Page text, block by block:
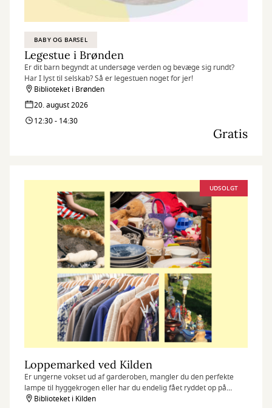
BABY OG BARSEL
Legestue i Brønden
Er dit barn begyndt at undersøge verden og bevæge sig rundt?
Har I lyst til selskab? Så er legestuen noget for jer!
Biblioteket i Brønden
20. august 2026
12:30 - 14:30
Gratis
UDSOLGT
Loppemarked ved Kilden
Er ungerne vokset ud af garderoben, mangler du den perfekte
lampe til hyggekrogen eller har du endelig fået ryddet op på
loftet?Biblioteket i Kilden